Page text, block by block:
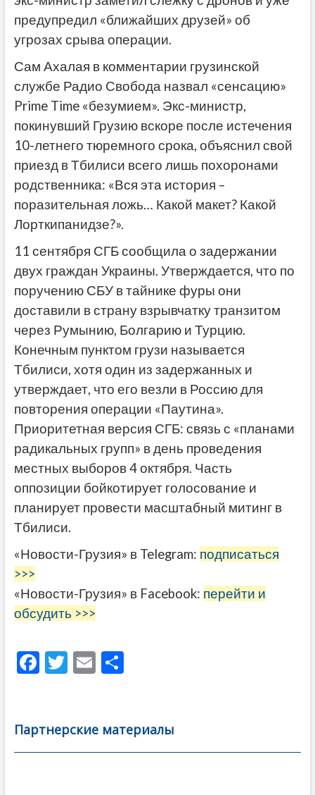
предупредил «ближайших друзей» об
угрозах срыва операции.
Сам Ахалая в комментарии грузинской
службе Радио Свобода назвал «сенсацию»
Prime Time «безумием». Экс-министр,
покинувший Грузию вскоре после истечения
10-летнего тюремного срока, объяснил свой
приезд в Тбилиси всего лишь похоронами
родственника: «Вся эта история –
поразительная ложь… Какой макет? Какой
Лорткипанидзе?».
11 сентября СГБ сообщила о задержании
двух граждан Украины. Утверждается, что по
поручению СБУ в тайнике фуры они
доставили в страну взрывчатку транзитом
через Румынию, Болгарию и Турцию.
Конечным пунктом грузи называется
Тбилиси, хотя один из задержанных и
утверждает, что его везли в Россию для
повторения операции «Паутина».
Приоритетная версия СГБ: связь с «планами
радикальных групп» в день проведения
местных выборов 4 октября. Часть
оппозиции бойкотирует голосование и
планирует провести масштабный митинг в
Тбилиси.
«Новости-Грузия» в Telegram: подписаться
>>>
«Новости-Грузия» в Facebook: перейти и
обсудить >>>
F
b
o
T
er
E
l
О
а
в
Партнерские материалы